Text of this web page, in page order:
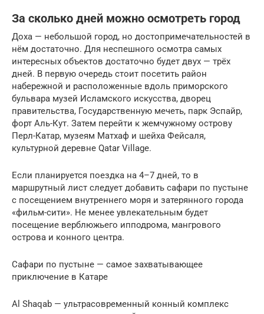
За сколько дней можно осмотреть город
Доха — небольшой город, но достопримечательностей в
нём достаточно. Для неспешного осмотра самых
интересных объектов достаточно будет двух — трёх
дней. В первую очередь стоит посетить район
набережной и расположенные вдоль приморского
бульвара музей Исламского искусства, дворец
правительства, Государственную мечеть, парк Эспайр,
форт Аль-Кут. Затем перейти к жемчужному острову
Перл-Катар, музеям Матхаф и шейха Фейсаля,
культурной деревне Qatar Village.
Если планируется поездка на 4–7 дней, то в
маршрутный лист следует добавить сафари по пустыне
с посещением внутреннего моря и затерянного города
«фильм-сити». Не менее увлекательным будет
посещение верблюжьего ипподрома, мангрового
острова и конного центра.
Сафари по пустыне — самое захватывающее
приключение в Катаре
Al Shaqab — ультрасовременный конный комплекс